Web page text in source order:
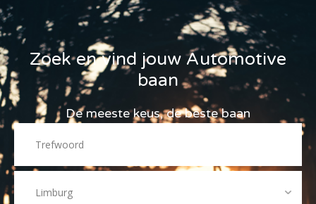
Zoek en vind jouw Automotive
baan
De meeste keus, de beste baan